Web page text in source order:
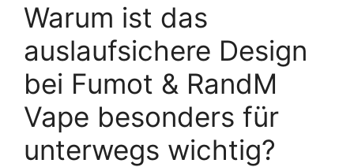
Warum ist das
auslaufsichere Design
bei Fumot & RandM
Vape besonders für
unterwegs wichtig?